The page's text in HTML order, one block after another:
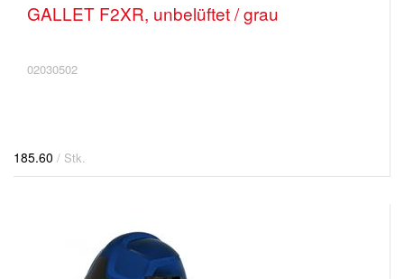
GALLET F2XR, unbelüftet / grau
02030502
185.60 / Stk.